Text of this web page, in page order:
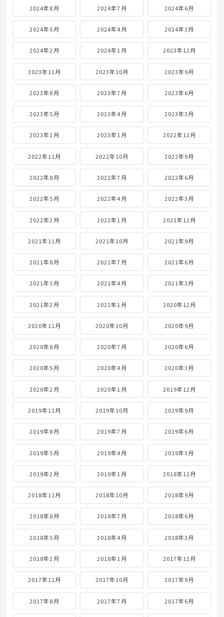
2024年8月 2024年7月 2024年6月
2024年5月 2024年4月 2024年3月
2024年2月 2024年1月 2023年12月
2023年11月 2023年10月 2023年9月
2023年8月 2023年7月 2023年6月
2023年5月 2023年4月 2023年3月
2023年2月 2023年1月 2022年12月
2022年11月 2022年10月 2022年9月
2022年8月 2022年7月 2022年6月
2022年5月 2022年4月 2022年3月
2022年2月 2022年1月 2021年12月
2021年11月 2021年10月 2021年9月
2021年8月 2021年7月 2021年6月
2021年5月 2021年4月 2021年3月
2021年2月 2021年1月 2020年12月
2020年11月 2020年10月 2020年9月
2020年8月 2020年7月 2020年6月
2020年5月 2020年4月 2020年3月
2020年2月 2020年1月 2019年12月
2019年11月 2019年10月 2019年9月
2019年8月 2019年7月 2019年6月
2019年5月 2019年4月 2019年3月
2019年2月 2019年1月 2018年12月
2018年11月 2018年10月 2018年9月
2018年8月 2018年7月 2018年6月
2018年5月 2018年4月 2018年3月
2018年2月 2018年1月 2017年12月
2017年11月 2017年10月 2017年9月
2017年8月 2017年7月 2017年6月